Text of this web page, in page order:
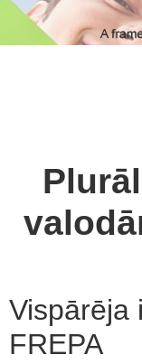
Vispārēja
FREPA